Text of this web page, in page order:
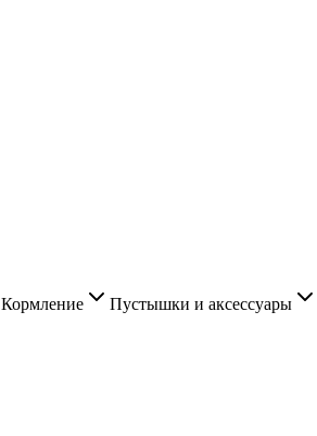
Кормление Пустышки и аксессуары